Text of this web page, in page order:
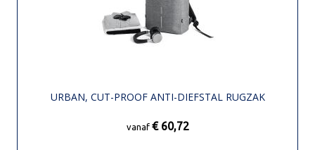
URBAN, CUT-PROOF ANTI-DIEFSTAL RUGZAK
vanaf € 60,72